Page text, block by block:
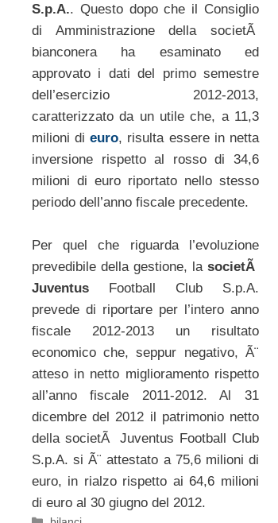
S.p.A.. Questo dopo che il Consiglio
di Amministrazione della societÃ
bianconera ha esaminato ed
approvato i dati del primo semestre
dell’esercizio 2012-2013,
caratterizzato da un utile che, a 11,3
milioni dieuro, risulta essere in netta
inversione rispetto al rosso di 34,6
milioni di euro riportato nello stesso
periodo dell’anno fiscale precedente.
Per quel che riguarda l’evoluzione
prevedibile della gestione, la societÃ
Juventus Football Club S.p.A.
prevede di riportare per l’intero anno
fiscale 2012-2013 un risultato
economico che, seppur negativo, Ã¨
atteso in netto miglioramento rispetto
all’anno fiscale 2011-2012. Al 31
dicembre del 2012 il patrimonio netto
della societÃ Juventus Football Club
S.p.A. si Ã¨ attestato a 75,6 milioni di
euro, in rialzo rispetto ai 64,6 milioni
di euro al 30 giugno del 2012.